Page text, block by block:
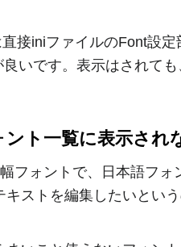
接iniファイルのFont設
いです。表示はされても
ト一覧に表示され
フォントで、日本語フォ
ストを編集したいとい